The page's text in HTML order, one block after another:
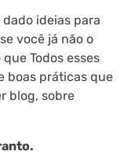
ideias para
você já não o
Todos esses
boas práticas que
blog, sobre